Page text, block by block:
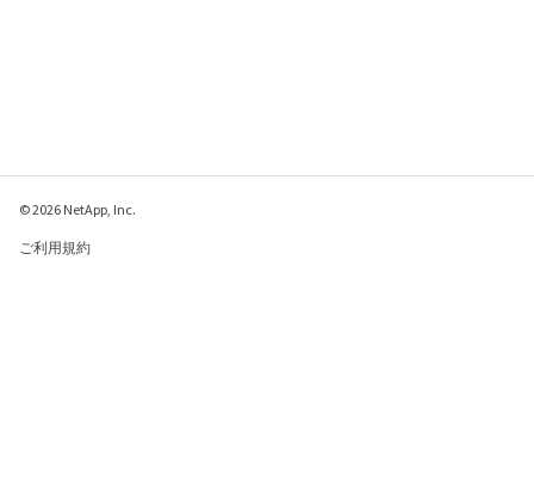
© 2026 NetApp, Inc.
ご利用規約